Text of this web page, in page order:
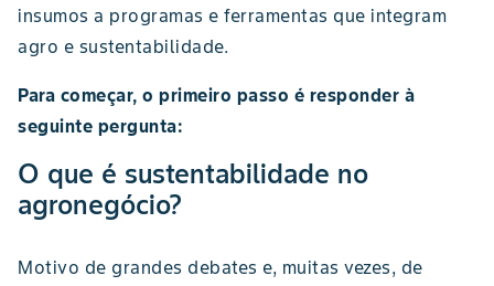
insumos a programas e ferramentas que integram
agro e sustentabilidade.
Para começar, o primeiro passo é responder à
seguinte pergunta:
O que é sustentabilidade no
agronegócio?
Motivo de grandes debates e, muitas vezes, de